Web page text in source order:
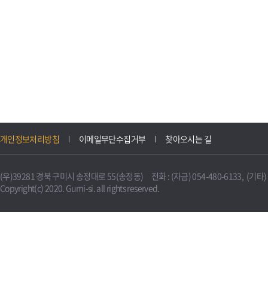
개인정보처리방침 이메일무단수집거부 찾아오시는 길
(우)39281 경북 구미시 송정대로 55(송정동) 전화 : (자금) 054-480-6133, (기타
Copyright(c) 2020. Gumi-si. all rights reserved.